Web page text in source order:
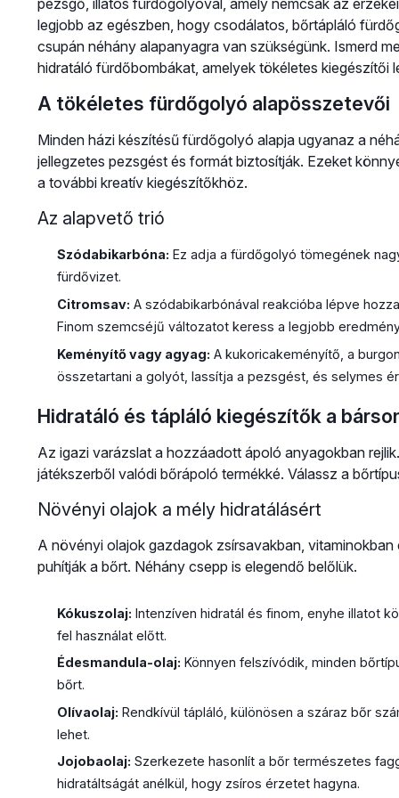
pezsgő, illatos fürdőgolyóval, amely nemcsak az
legjobb az egészben, hogy csodálatos, bőrtápláló
csupán néhány alapanyagra van szükségünk. Ismerd
hidratáló fürdőbombákat, amelyek tökéletes kiegészítői
A tökéletes fürdőgolyó alapösszetevői
Minden házi készítésű fürdőgolyó alapja ugyanaz a
jellegzetes pezsgést és formát biztosítják. Ezeket
a további kreatív kiegészítőkhöz.
Az alapvető trió
Szódabikarbóna: Ez adja a fürdőgolyó tömegének
fürdővizet.
Citromsav: A szódabikarbónával reakcióba lépve
Finom szemcséjű változatot keress a legjobb
Keményítő vagy agyag: A kukoricakeményítő, a
összetartani a golyót, lassítja a pezsgést, és selymes
Hidratáló és tápláló kiegészítők a
Az igazi varázslat a hozzáadott ápoló anyagokban
játékszerből valódi bőrápoló termékké. Válassz a
Növényi olajok a mély hidratálásért
A növényi olajok gazdagok zsírsavakban,
puhítják a bőrt. Néhány csepp is elegendő belőlük.
Kókuszolaj: Intenzíven hidratál és finom, enyhe illatot
fel használat előtt.
Édesmandula-olaj: Könnyen felszívódik, minden
bőrt.
Olívaolaj: Rendkívül tápláló, különösen a száraz bőr
lehet.
Jojobaolaj: Szerkezete hasonlít a bőr természetes
hidratáltságát anélkül, hogy zsíros érzetet hagyna.